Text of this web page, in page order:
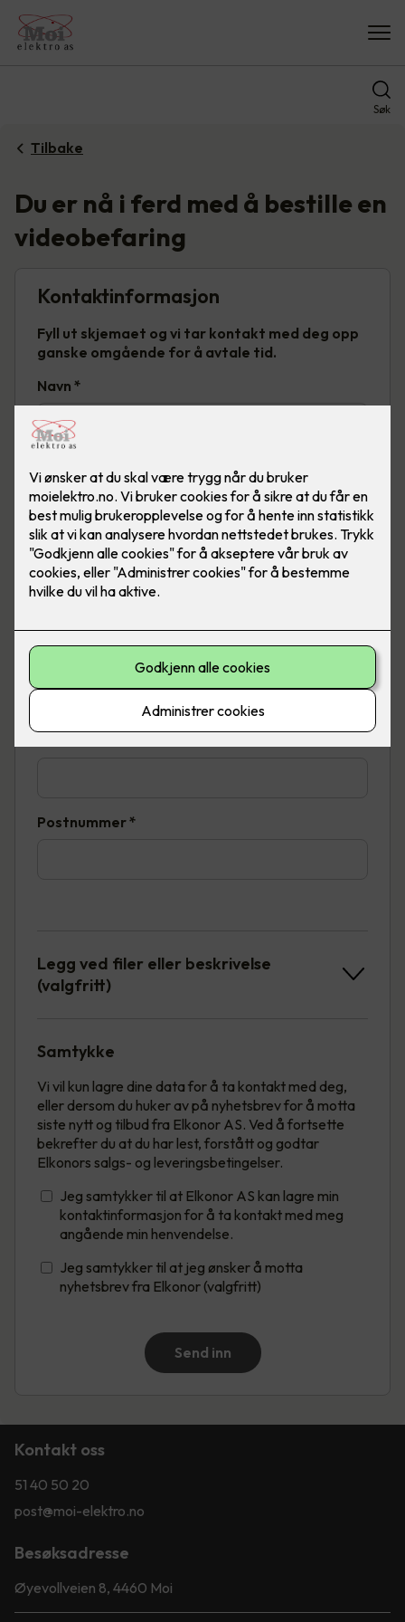
Søk
Tilbake
Du er nå i ferd med å bestille en
videobefaring
Kontaktinformasjon
Fyll ut skjemaet og vi tar kontakt med deg opp
ganske omgående for å avtale tid.
Navn *
Telefon
E-post*
Adresse*
Postnummer*
Legg ved filer eller beskrivelse
(valgfritt)
Samtykke
Vi vil kun lagre dine data for å ta kontakt med deg,
eller dersom du huker av på nyhetsbrev for å motta
siste nytt og tilbud fra Elkonor AS. Ved å fortsette
bekrefter du at du har lest, forstått og godtar
Elkonors salgs- og leveringsbetingelser.
Jeg samtykker til at Elkonor AS kan lagre min
kontaktinformasjon for å ta kontakt med meg
angående min henvendelse.
Jeg samtykker til at jeg ønsker å motta
nyhetsbrev fra Elkonor (valgfritt)
Send inn
Kontakt oss
51 40 50 20
post@moi-elektro.no
Besøksadresse
Øyevollveien 8, 4460 Moi